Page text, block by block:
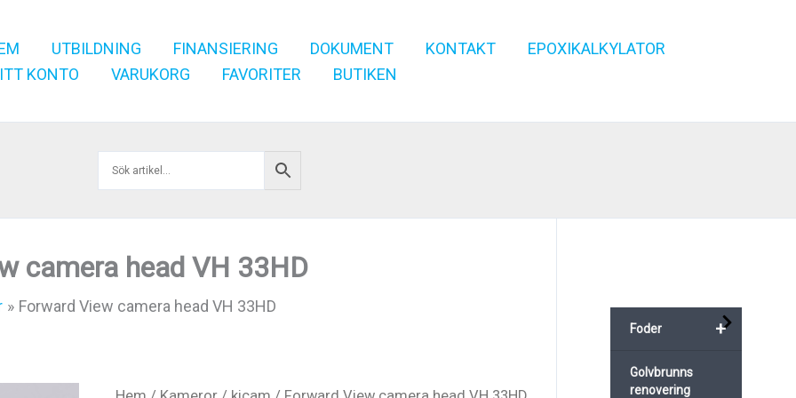
UTBILDNING FINANSIERING DOKUMENT KONTAKT
EPOXIKALKYLATOR
KONTO
VARUKORG FAVORITER BUTIKEN
camera head VH 33HD
Forward View camera head VH 33HD
+
Foder
Golvbrunns
renovering